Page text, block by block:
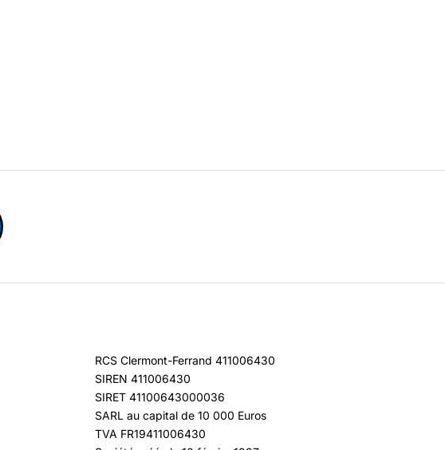
RCS Clermont-Ferrand 411006430
SIREN 411006430
SIRET 41100643000036
SARL au capital de 10 000 Euros
TVA FR19411006430